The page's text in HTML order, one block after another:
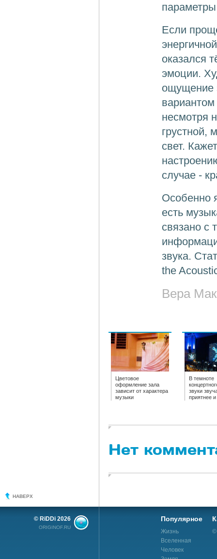
Если
оказался
эмоции.
ощущение
несмотря
грустной,
свет.
случае -
Особенно
есть
связано с
звука.
the
Вера
Цветовое
оформление зала
зависит от характера
музыки
В темноте
звуки
приятнее
Нет
НАВЕРХ
© RiDDi 2026
ORIGINOF.RU
Популярное
Жизнь
Вселенная
Человек
©